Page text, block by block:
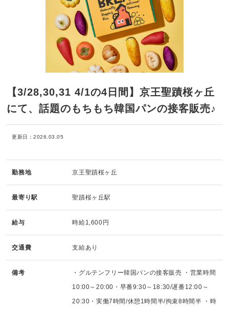
【3/28,30,31 4/1の4日間】京王聖蹟桜ヶ丘
にて、話題のもちもち韓国パンの接客販売♪
更新日：2026.03.05
勤務地 京王聖蹟桜ヶ丘
最寄り駅 聖蹟桜ヶ丘駅
給与 時給1,600円
交通費 支給あり
備考
・グルテンフリー韓国パンの接客販売 ・営業時間
10:00～20:00・早番9:30～18:30/遅番12:00～
20:30・実働7時間/休憩1時間半/拘束8時間半 ・時